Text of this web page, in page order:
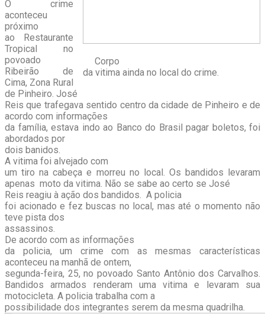
Corpo
da vitima ainda no local do crime.
O crime
aconteceu
próximo
ao Restaurante
Tropical no
povoado
Ribeirão de
Cima, Zona Rural
de Pinheiro. José
Reis que trafegava sentido centro da cidade de Pinheiro e de
acordo com informações
da família, estava indo ao Banco do Brasil pagar boletos, foi
abordados por
dois banidos.
A vitima foi alvejado com
um tiro na cabeça e morreu no local. Os bandidos levaram
apenas moto da vitima. Não se sabe ao certo se José
Reis reagiu à ação dos bandidos. A policia
foi acionado e fez buscas no local, mas até o momento não
teve pista dos
assassinos.
De acordo com as informações
da policia, um crime com as mesmas características
aconteceu na manhã de ontem,
segunda-feira, 25, no povoado Santo Antônio dos Carvalhos.
Bandidos armados renderam uma vitima e levaram sua
motocicleta. A policia trabalha com a
possibilidade dos integrantes serem da mesma quadrilha.